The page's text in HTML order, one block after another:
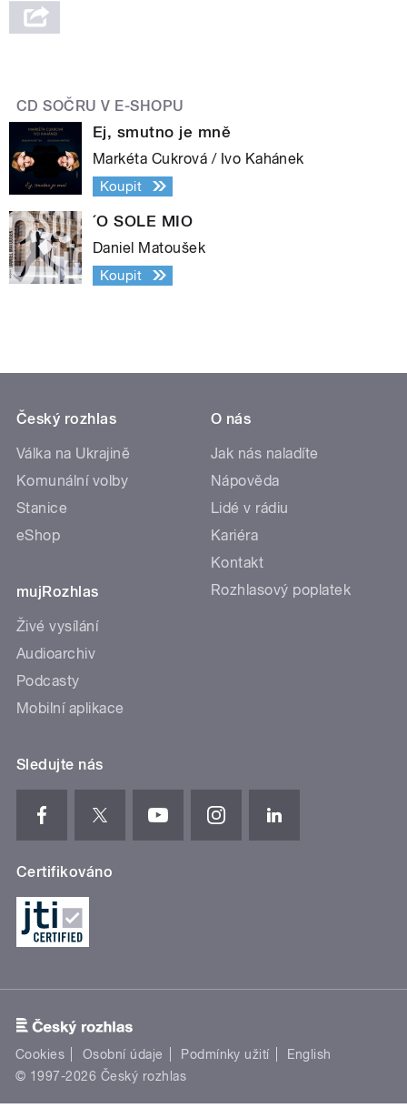
CD SOČRU V E-SHOPU
Ej, smutno je mně
Markéta Cukrová / Ivo Kahánek
Koupit
´O SOLE MIO
Daniel Matoušek
Koupit
Český rozhlas
Válka na Ukrajině
Komunální volby
Stanice
eShop
mujRozhlas
Živé vysílání
Audioarchiv
Podcasty
Mobilní aplikace
O nás
Jak nás naladíte
Nápověda
Lidé v rádiu
Kariéra
Kontakt
Rozhlasový poplatek
Sledujte nás
Certifikováno
Cookies Osobní údaje Podmínky užití
English
© 1997-2026 Český rozhlas